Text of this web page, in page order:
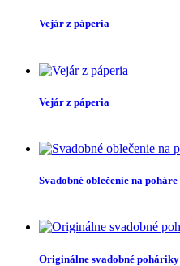
Vejár z páperia
Vejár z páperia
Svadobné oblečenie na poháre
Originálne svadobné poháriky